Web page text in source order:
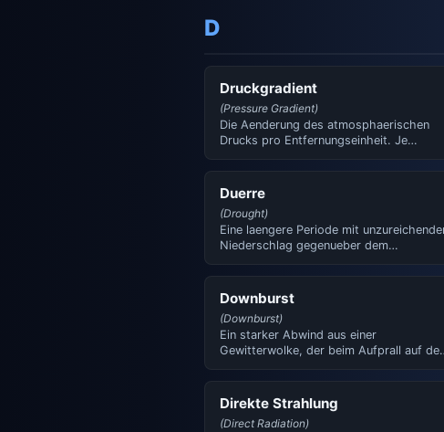
D
Druckgradient
(Pressure Gradient)
Die Aenderung des atmosphaerischen
Drucks pro Entfernungseinheit. Je
Duerre
(Drought)
Eine laengere Periode mit
Niederschlag gegenueber dem
Downburst
(Downburst)
Ein starker Abwind aus einer
Gewitterwolke, der beim Aufprall auf den
Direkte Strahlung
(Direct Radiation)